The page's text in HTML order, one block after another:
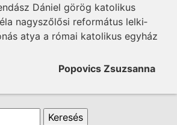
Dániel görög katolikus
nagyszőlősi református lel­ki­
atya a római katolikus egyház
Popovics Zsuzsanna